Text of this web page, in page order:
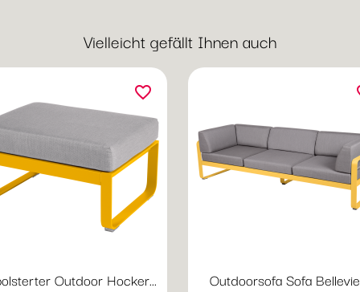
Vielleicht gefällt Ihnen auch
Outdoor Hocker...
 Vorschau
favorite_border
Outdoorsofa Sofa
Vorschau